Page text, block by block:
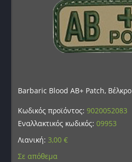
Barbaric Blood AB+ Patch, Βέλκρο
Κωδικός προϊόντος:9020052083
Εναλλακτικός κωδικός:09953
Λιανική: 3,00€
Σε απόθεμα